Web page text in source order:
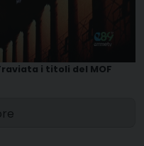
i titoli del MOF